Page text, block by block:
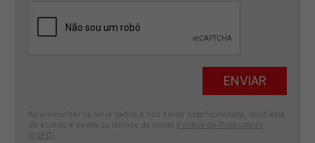
Ao preencher os seus dados e nos enviar este formulário, você está
de acordo e aceita os termos da nossa Política de Privacidade
(LGPD)